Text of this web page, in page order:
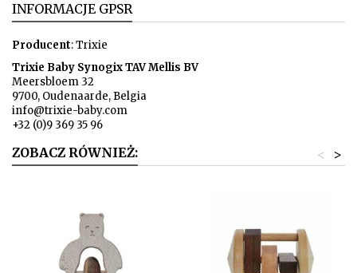
INFORMACJE GPSR
Producent: Trixie
Trixie Baby Synogix TAV Mellis BV
Meersbloem 32
9700, Oudenaarde, Belgia
info@trixie-baby.com
+32 (0)9 369 35 96
ZOBACZ RÓWNIEŻ: >
<